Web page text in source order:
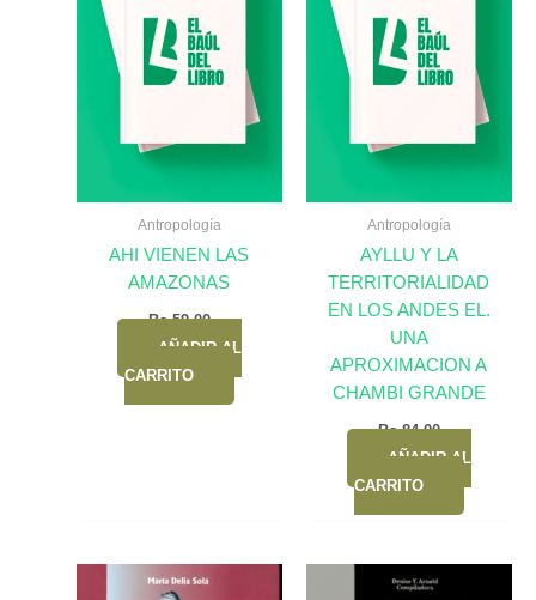
Antropología
AHI VIENEN LAS
AMAZONAS
Bs.59,00
AÑADIR AL
CARRITO
Antropología
AYLLU Y LA
TERRITORIALIDAD
EN LOS ANDES EL.
UNA
APROXIMACION A
CHAMBI GRANDE
Bs.84,00
AÑADIR AL
CARRITO